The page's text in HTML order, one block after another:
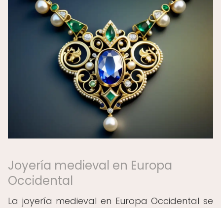
Joyería medieval en Europa
Occidental
La joyería medieval en Europa Occidental se